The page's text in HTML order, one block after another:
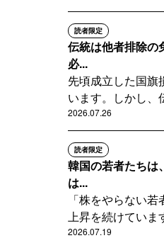
読者限定
伝統は他者排除
必...
先頃成立した国旗
います。しかし、
2026.07.26
読者限定
韓国の若者たち
は...
「株をやらない
上昇を続けていま
2026.07.19